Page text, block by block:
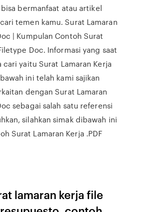
bermanfaat atau artikel
temen kamu. Surat Lamaran
| Kumpulan Contoh Surat
Doc. Informasi yang saat
cari yaitu Surat Lamaran Kerja
ini telah kami sajikan
dengan Surat Lamaran
sebagai salah satu referensi
silahkan simak dibawah ini
Surat Lamaran Kerja .PDF
lamaran kerja file